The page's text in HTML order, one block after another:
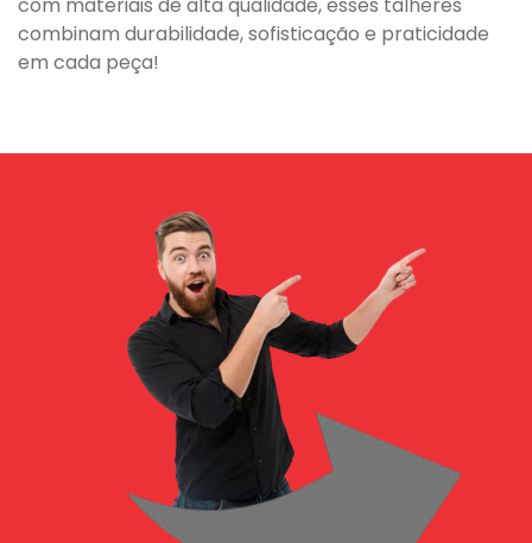
combinam durabilidade, sofisticação e praticidade
em cada peça!